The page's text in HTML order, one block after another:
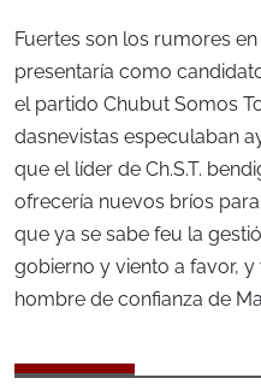
Fuertes son los rumores
presentaría como
el partido Chubut Somos
dasnevistas especulaban
que el líder de Ch.S.T.
ofrecería nuevos bríos
que ya se sabe feu la
gobierno y viento a favor,
hombre de confianza de